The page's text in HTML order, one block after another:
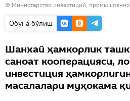
© Министерство инвестиций,
Oбуна бўлиш
Шанхай ҳамкорлик
саноат кооперацияси,
инвестиция
масалалари муҳокама